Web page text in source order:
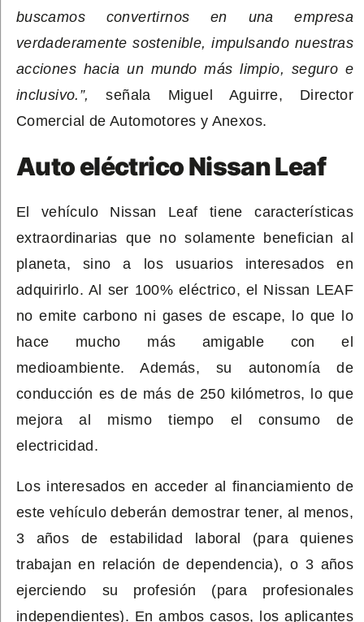
buscamos convertirnos en una empresa
verdaderamente sostenible, impulsando nuestras
acciones hacia un mundo más limpio, seguro e
inclusivo.”,señala Miguel Aguirre, Director
Comercial de Automotores y Anexos.
Auto eléctrico Nissan Leaf
El vehículo Nissan Leaf tiene características
extraordinarias que no solamente benefician al
planeta, sino a los usuarios interesados en
adquirirlo. Al ser 100% eléctrico, el Nissan LEAF
no emite carbono ni gases de escape, lo que lo
hace mucho más amigable con el
medioambiente. Además, su autonomía de
conducción es de más de 250 kilómetros, lo que
mejora al mismo tiempo el consumo de
electricidad.
Los interesados en acceder al financiamiento de
este vehículo deberán demostrar tener, al menos,
3 años de estabilidad laboral (para quienes
trabajan en relación de dependencia), o 3 años
ejerciendo su profesión (para profesionales
independientes). En ambos casos, los aplicantes